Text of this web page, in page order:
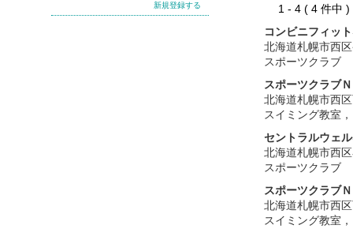
1 - 4 ( 4 件
コンビニフィッ
北海道札幌市西
スポーツクラブ
スポーツクラブ
北海道札幌市西
スイミング教室
セントラルウェ
北海道札幌市西
スポーツクラブ
スポーツクラブ
北海道札幌市西
スイミング教室
新規登録する